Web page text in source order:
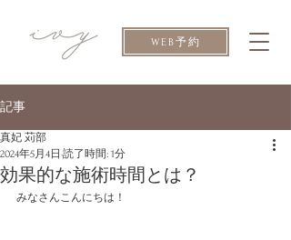
WEB予約
記事
効果的な施術時間とは？
真妃 苅部
2024年5月4日 読了時間: 1分
みなさんこんにちは！